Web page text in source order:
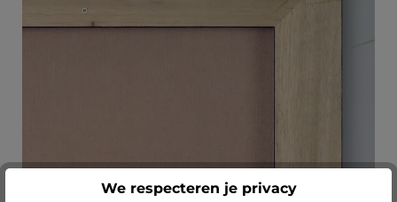
We respecteren je privacy